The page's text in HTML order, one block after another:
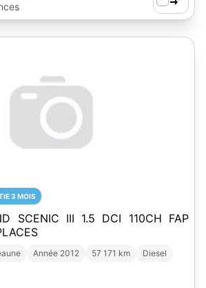
3 MOIS
SCENIC III 1.5 DCI 110CH FAP
Année 2012 57 171 km
Diesel